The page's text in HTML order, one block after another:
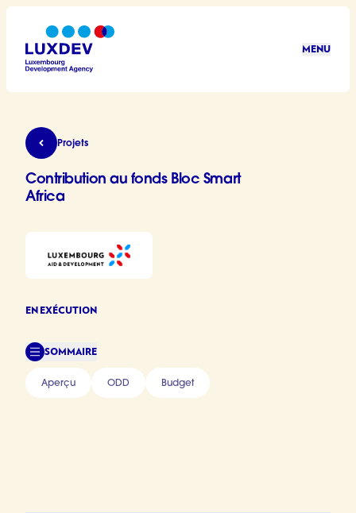
Aller au contenu principal
MENU
Contribution au fonds Bloc Smart Africa
Projets
Contribution au fonds Bloc Smart
Africa
EN EXÉCUTION
SOMMAIRE
Aperçu ODD Budget